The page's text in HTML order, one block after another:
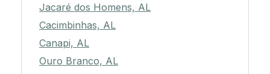
Jacaré dos Homens, AL
Cacimbinhas, AL
Canapi, AL
Ouro Branco, AL